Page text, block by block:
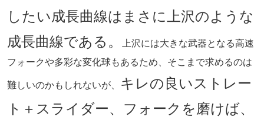
したい成長曲線はまさに上沢のような
成長曲線である。
上沢には大きな武器となる高速
フォークや多彩な変化球もあるため、そこまで求めるのは
難しいのかもしれないが、
キレの良いストレー
ト＋スライダー、フォークを磨けば、